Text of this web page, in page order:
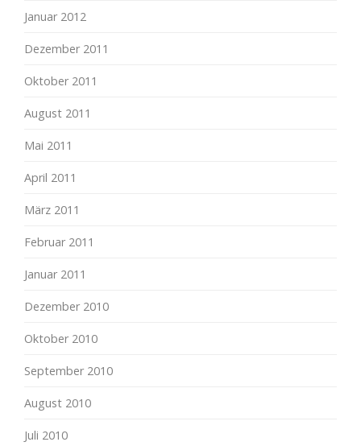
Januar 2012
Dezember 2011
Oktober 2011
August 2011
Mai 2011
April 2011
März 2011
Februar 2011
Januar 2011
Dezember 2010
Oktober 2010
September 2010
August 2010
Juli 2010